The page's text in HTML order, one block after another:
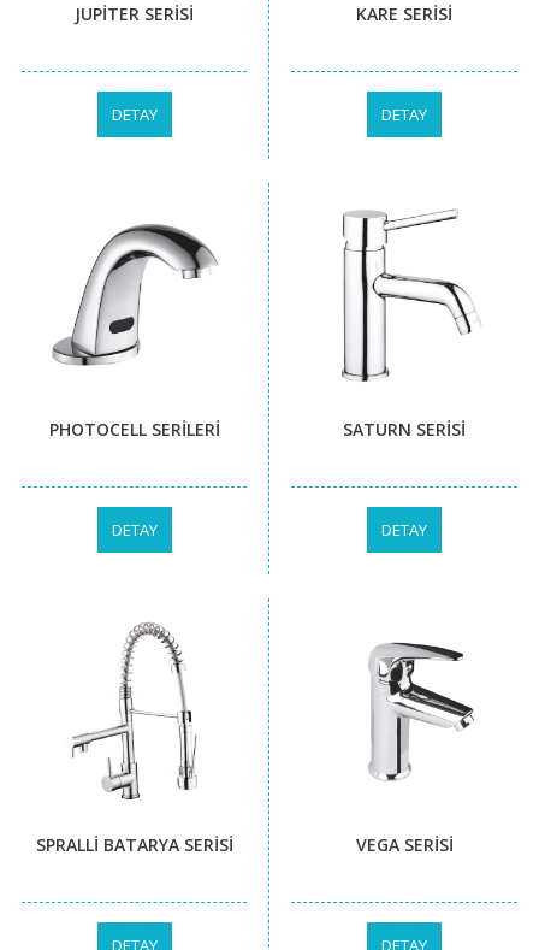
JUPİTER SERİSİ
DETAY
KARE SERİSİ
DETAY
PHOTOCELL SERİLERİ
DETAY
SATURN SERİSİ
DETAY
SPRALLİ BATARYA SERİSİ
DETAY
VEGA SERİSİ
DETAY